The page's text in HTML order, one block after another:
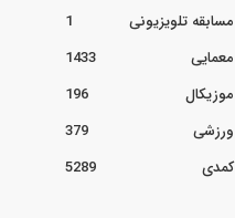
مسابقه تلویزیونی
1
معمایی
1433
موزیکال
196
ورزشی
379
کمدی
5289